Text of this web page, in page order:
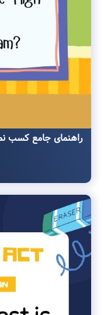
راهنمای جامع کسب